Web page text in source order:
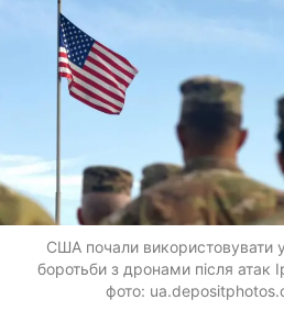
США почали використовувати
боротьби з дронами після атак
фото: